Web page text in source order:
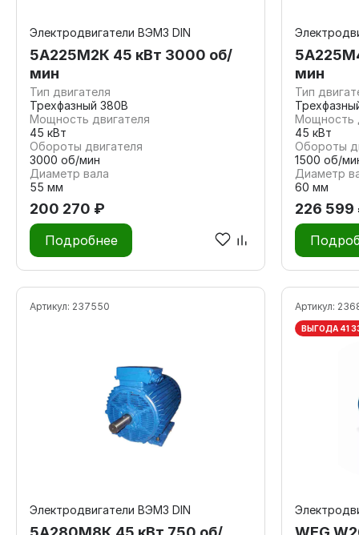
Электродвигатели ВЭМЗ DIN
5А225М2К 45 кВт 3000 об/
мин
Тип двигателя
Трехфазный 380В
Мощность двигателя
45 кВт
Обороты двигателя
3000 об/мин
Диаметр вала
55 мм
200 270 ₽
Подробнее
мин
Тип
Мощность
45 кВт
Обороты
1500 об/
Диаметр
60 мм
226 599
Артикул: 237550
Электродвигатели ВЭМЗ DIN
Артикул:
ВЫГОДА 41